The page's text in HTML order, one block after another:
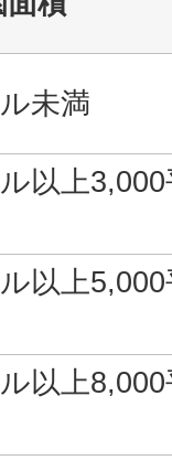
未満
以上
以上
以上